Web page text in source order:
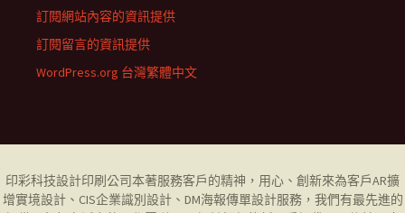
訂閱網站內容的資訊提供
訂閱留言的資訊提供
WordPress.org 台灣繁體中文
印彩科技設計印刷公司本著服務客戶的精神，用心、創新來為客戶AR擴
增實境設計、CIS企業識別設計、DM海報傳單設計服務，我們有最先進的